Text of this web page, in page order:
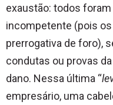
exaustão: todos
incompetente (pois
prerrogativa de foro),
condutas ou provas
dano. Nessa última “
empresário, uma